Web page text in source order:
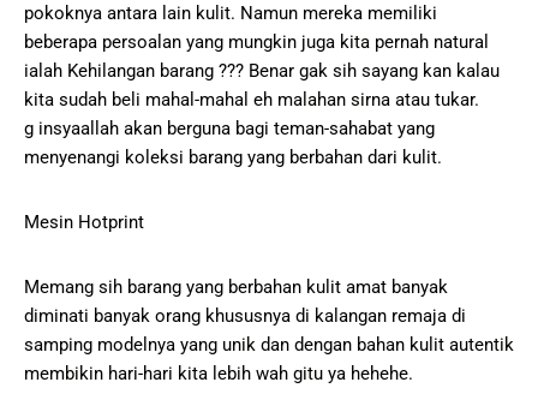
pokoknya antara lain kulit. Namun mereka memiliki
beberapa persoalan yang mungkin juga kita pernah natural
ialah Kehilangan barang ??? Benar gak sih sayang kan kalau
kita sudah beli mahal-mahal eh malahan sirna atau tukar.
g insyaallah akan berguna bagi teman-sahabat yang
menyenangi koleksi barang yang berbahan dari kulit.
Mesin Hotprint
Memang sih barang yang berbahan kulit amat banyak
diminati banyak orang khususnya di kalangan remaja di
samping modelnya yang unik dan dengan bahan kulit autentik
membikin hari-hari kita lebih wah gitu ya hehehe.